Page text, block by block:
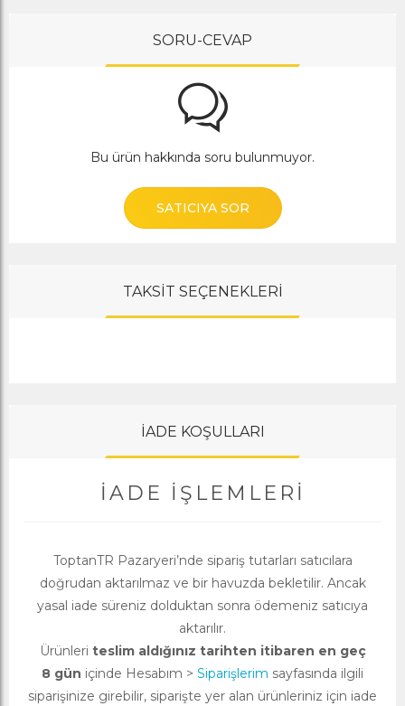
SORU-CEVAP
Bu ürün hakkında soru bulunmuyor.
SATICIYA SOR
TAKSİT SEÇENEKLERİ
İADE KOŞULLARI
İADE İŞLEMLERI
ToptanTR Pazaryeri’nde sipariş tutarları satıcılara
doğrudan aktarılmaz ve bir havuzda bekletilir. Ancak
yasal iade süreniz dolduktan sonra ödemeniz satıcıya
aktarılır.
Ürünleri teslim aldığınız tarihten itibaren en geç
8 gün içinde Hesabım > Siparişlerim sayfasında ilgili
siparişinize girebilir, siparişte yer alan ürünleriniz için iade